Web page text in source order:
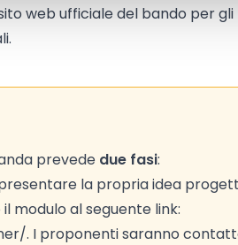
web ufficiale del bando per gli
prevede due fasi:
presentare la propria idea
modulo al seguente link:
. I proponenti saranno